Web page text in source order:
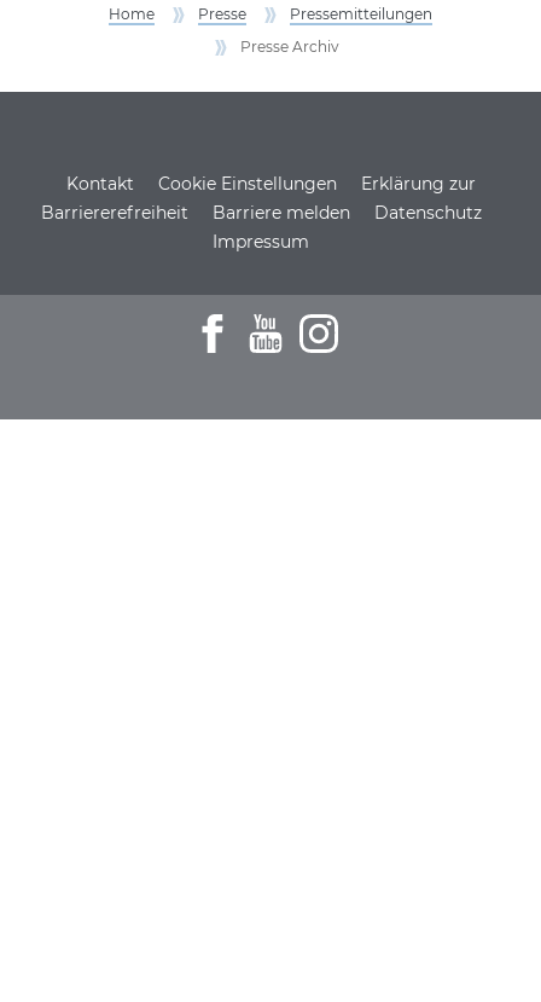
Home Presse
Pressemitteilungen
Presse Archiv
Service Informationen
Kontakt Cookie Einstellungen
Erklärung zur
Barriererefreiheit
Barriere melden
Datenschutz
Impressum
Zum Facebookprofil der DSH
Zu den Youtube-Filmen der
Zum Instagramprofil der